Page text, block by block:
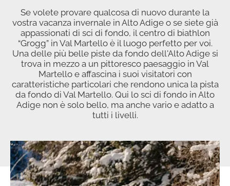
Se volete provare qualcosa di nuovo durante la
vostra vacanza invernale in Alto Adige o se siete già
appassionati di sci di fondo, il centro di biathlon
“Grogg” in Val Martello è il luogo perfetto per voi.
Una delle più belle piste da fondo dell'Alto Adige si
trova in mezzo a un pittoresco paesaggio in Val
Martello e affascina i suoi visitatori con
caratteristiche particolari che rendono unica la pista
da fondo di Val Martello. Qui lo sci di fondo in Alto
Adige non è solo bello, ma anche vario e adatto a
tutti i livelli.